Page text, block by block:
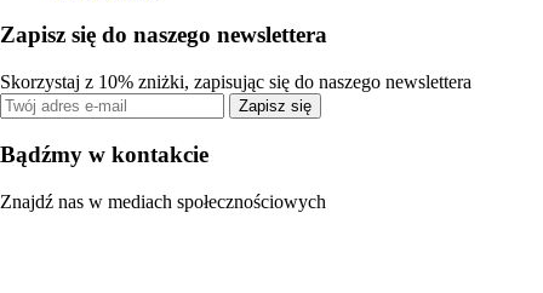
Zapisz się do naszego newslettera
Skorzystaj z 10% zniżki, zapisując się do naszego newslettera
Zapisz się
Bądźmy w kontakcie
Znajdź nas w mediach społecznościowych